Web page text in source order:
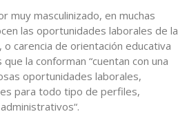
muy masculinizado, en muchas
las oportunidades laborales de la
carencia de orientación educativa
la conforman “cuentan con una
oportunidades laborales,
para todo tipo de perfiles,